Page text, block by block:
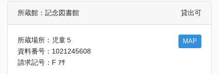
所蔵館：記念図書館 貸出可
所蔵場所：児童５
資料番号：1021245608
請求記号：F ｱｻ
MAP